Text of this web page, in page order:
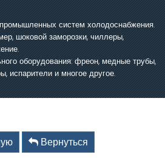
работы:
с 7:30 до 16:30,
вс. Выходной
на обработку персональных
промышленных систем холодоснабжения.
шоковой заморозки, чиллеры,
оборудования: фреон, медные трубы,
испарители и многое другое.
Вернуться